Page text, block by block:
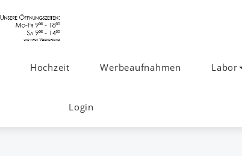
Hochzeit Werbeaufnahmen Labor
Login